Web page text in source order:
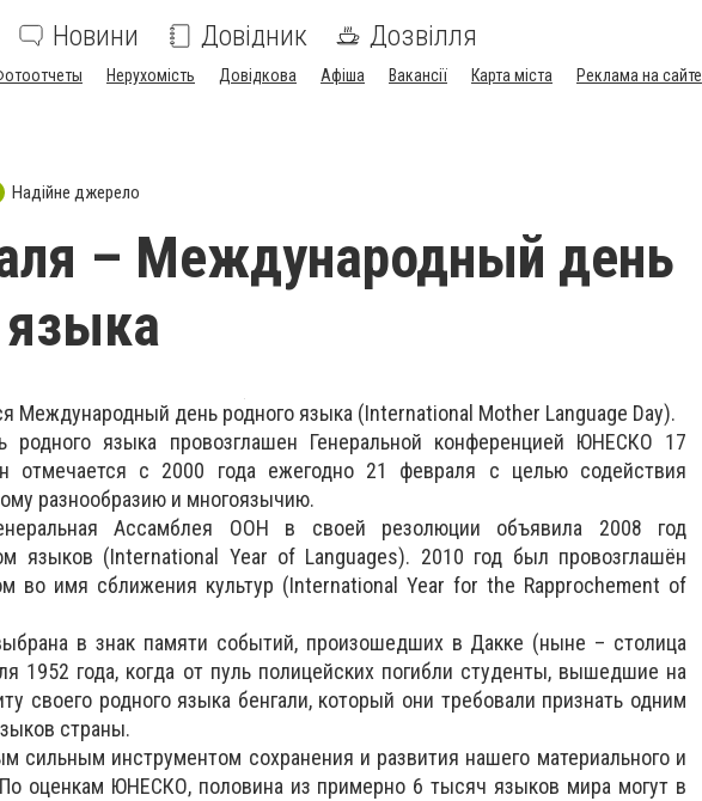
Новини Довідник Дозвілля
Нерухомість Довідкова Афіша Вакансії Карта міста
Реклама на сайте
Надійне джерело
– Международный день
языка
Международный день родного языка (International Mother Language Day).
родного языка провозглашен Генеральной конференцией ЮНЕСКО 17
отмечается с 2000 года ежегодно 21 февраля с целью содействия
разнообразию и многоязычию.
Ассамблея ООН в своей резолюции объявила 2008 год
языков (International Year of Languages). 2010 год был провозглашён
во имя сближения культур (International Year for the Rapprochement of
в знак памяти событий, произошедших в Дакке (ныне – столица
1952 года, когда от пуль полицейских погибли студенты, вышедшие на
своего родного языка бенгали, который они требовали признать одним
страны.
сильным инструментом сохранения и развития нашего материального и
оценкам ЮНЕСКО, половина из примерно 6 тысяч языков мира могут в